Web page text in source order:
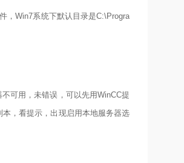
，Win7系统下默认目录是C:\Progra
可用，未错误，可以先用WinCC提
，看提示，出现启用本地服务器选